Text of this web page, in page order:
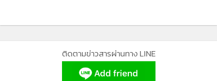
หลังจากนี้ สภาทนายความจะมอบหมายให้คณะทำงานและ
ทนายความผู้เชี่ยวชาญเร่งนำเอกสารหลักฐานทั้งหมด อาทิ